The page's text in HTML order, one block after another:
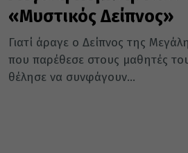
«Μυστικός Δείπνος»
Γιατί άραγε ο Δείπνος της
που παρέθεσε στους μαθητές
θέλησε να συνφάγουν...